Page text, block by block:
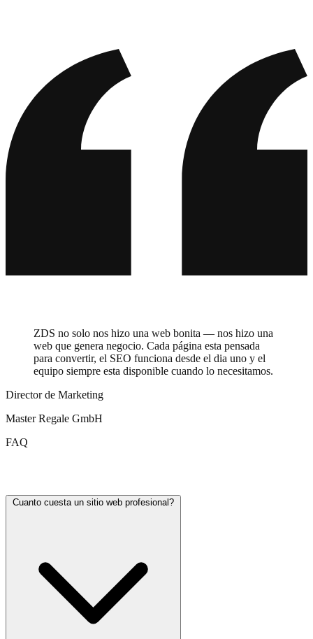
ZDS no solo nos hizo una web bonita — nos hizo una
web que genera negocio. Cada página esta pensada
para convertir, el SEO funciona desde el dia uno y el
equipo siempre esta disponible cuando lo necesitamos.
Director de Marketing
Master Regale GmbH
FAQ
Cuanto cuesta un sitio web profesional?